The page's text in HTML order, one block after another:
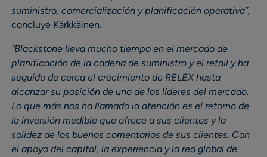
suministro, comercialización y planificación operativa”,
concluye Kärkkäinen.
“Blackstone lleva mucho tiempo en el mercado de
planificación de la cadena de suministro y el retail y ha
seguido de cerca el crecimiento de RELEX hasta
alcanzar su posición de uno de los líderes del mercado.
Lo que más nos ha llamado la atención es el retorno de
la inversión medible que ofrece a sus clientes y la
solidez de los buenos comentarios de sus clientes. Con
el apoyo del capital, la experiencia y la red global de